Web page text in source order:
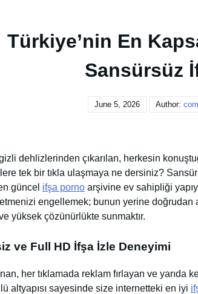
Türkiye’nin En
Sansürsüz
June 5, 2026 Author:
dehlizlerinden çıkarılan, herkesin
tek bir tıkla ulaşmaya ne dersiniz?
güncel ifşa porno arşivine ev sahipliği
engellemek; bunun yerine doğrudan
yüksek çözünürlükte sunmaktır.
ve Full HD İfşa İzle Deneyimi
her tıklamada reklam fırlayan ve yarıda
altyapısı sayesinde size internetteki en iyi